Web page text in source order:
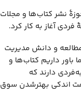
از سال ۱۳۹۲ در حوزهٔ نشر کتاب‌ها و مجلات
آغاز به کار کرد.
و دانش مدیریت
باور داریم کتاب‌ها و
دارند که
اندکی بهتر‌شدن سوق